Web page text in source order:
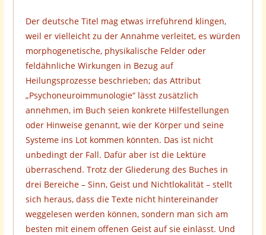
Der deutsche Titel mag etwas irreführend klingen,
weil er vielleicht zu der Annahme verleitet, es würden
morphogenetische, physikalische Felder oder
feldähnliche Wirkungen in Bezug auf
Heilungsprozesse beschrieben; das Attribut
„Psychoneuroimmunologie“ lässt zusätzlich
annehmen, im Buch seien konkrete Hilfestellungen
oder Hinweise genannt, wie der Körper und seine
Systeme ins Lot kommen könnten. Das ist nicht
unbedingt der Fall. Dafür aber ist die Lektüre
überraschend. Trotz der Gliederung des Buches in
drei Bereiche – Sinn, Geist und Nichtlokalität – stellt
sich heraus, dass die Texte nicht hintereinander
weggelesen werden können, sondern man sich am
besten mit einem offenen Geist auf sie einlässt. Und